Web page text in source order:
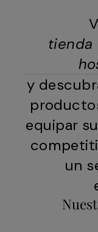
tienda
y
equipar
un